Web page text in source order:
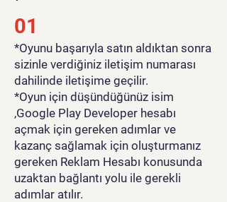
01
*Oyunu başarıyla satın aldıktan sonra
sizinle verdiğiniz iletişim numarası
dahilinde iletişime geçilir.
*Oyun için düşündüğünüz isim
,Google Play Developer hesabı
açmak için gereken adımlar ve
kazanç sağlamak için oluşturmanız
gereken Reklam Hesabı konusunda
uzaktan bağlantı yolu ile gerekli
adımlar atılır.